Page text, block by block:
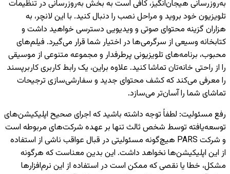
به‌روزرسانی هیجان‌انگیز، کافی است به بخش به‌روزرسانی در تنظیمات
تلویزیون خود بروید و مراحل نصب را دنبال کنید. با این لانچر، به
هزاران گزینه محتوای صوتی و ویدیویی دسترسی خواهید داشت و
کتابخانه وسیعی از سرگرمی‌ها در اختیار شما قرار می‌گیرد. فیلم‌های
محبوب، برنامه‌های تلویزیونی پرطرفدار و مجموعه متنوعی از موسیقی
را از راحتی خانه‌تان تماشا کنید. علاوه براین، یک رابط کاربری کاربرپسند
را معرفی می‌کند که کشف محتوای جدید و سفارشی‌سازی ترجیحات
تماشای شما را آسان‌تر می‌سازد.
رفع مسئولیت: لطفاً توجه داشته باشید که اجرای صحیح اپلیکیشن‌های
توسعه‌یافته توسط شخص ثالث تنها بر عهده شرکت‌های مربوطه است
و شرکت PARS هیچ‌گونه مسئولیتی در قبال عواقب ناشی از استفاده
از این اپلیکیشن‌ها نخواهد داشت. این بدین معناست که هرگونه
مشکل، خطا یا نقصی که ممکن است در استفاده از این نرم‌افزارها